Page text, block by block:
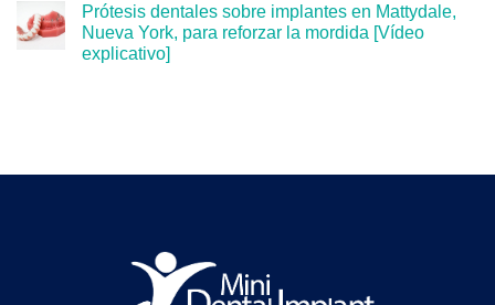
Prótesis dentales sobre implantes en Mattydale,
Nueva York, para reforzar la mordida [Vídeo
explicativo]